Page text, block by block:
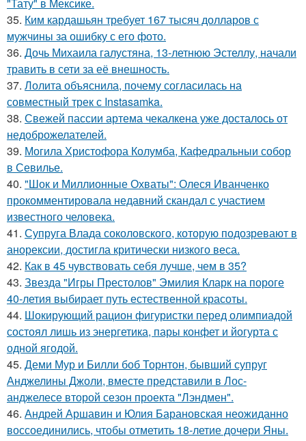
35. Ким кардашьян требует 167 тысяч долларов с
мужчины за ошибку с его фото.
36. Дочь Михаила галустяна, 13-летнюю Эстеллу, начали
травить в сети за её внешность.
37. Лолита объяснила, почему согласилась на
совместный трек с Instasamka.
38. Свежей пассии артема чекалкена уже досталось от
недоброжелателей.
39. Могила Христофора Колумба, Кафедральныи собор
в Севилье.
40. "Шок и Миллионные Охваты": Олеся Иванченко
прокомментировала недавний скандал с участием
известного человека.
41. Супруга Влада соколовского, которую подозревают в
анорексии, достигла критически низкого веса.
42. Как в 45 чувствовать себя лучше, чем в 35?
43. Звезда "Игры Престолов" Эмилия Кларк на пороге
40-летия выбирает путь естественной красоты.
44. Шокирующий рацион фигуристки перед олимпиадой
состоял лишь из энергетика, пары конфет и йогурта с
одной ягодой.
45. Деми Мур и Билли боб Торнтон, бывший супруг
Анджелины Джоли, вместе представили в Лос-
анджелесе второй сезон проекта "Лэндмен".
46. Андрей Аршавин и Юлия Барановская неожиданно
воссоединились, чтобы отметить 18-летие дочери Яны.